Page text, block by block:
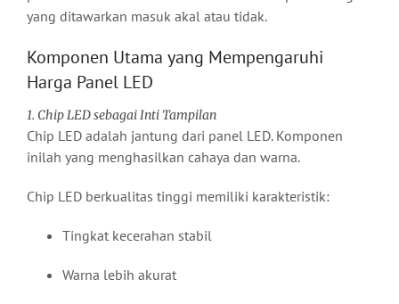
yang ditawarkan masuk akal atau tidak.
Komponen Utama yang Mempengaruhi
Harga Panel LED
1. Chip LED sebagai Inti Tampilan
Chip LED adalah jantung dari panel LED. Komponen
inilah yang menghasilkan cahaya dan warna.
Chip LED berkualitas tinggi memiliki karakteristik:
Tingkat kecerahan stabil
Warna lebih akurat